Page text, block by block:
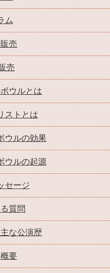
ム
売
売
ウルとは
ストとは
ウルの効果
ウルの起源
セージ
質問
な公演歴
要